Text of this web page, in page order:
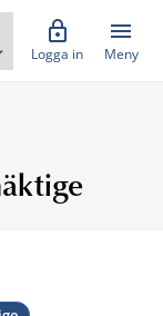
Logga in Meny